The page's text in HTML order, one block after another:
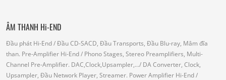
ÂM THANH Hi-END
Đầu phát Hi-End/ Đầu CD-SACD, Đầu Transports, Đầu Blu-ray, Mâm đĩa
than. Pre-Amplifier Hi-End/ Phono Stages, Stereo Preamplifiers, Multi-
Channel Pre-Amplifier. DAC,Clock,Upsampler,.../ DA Converter, Clock,
Upsampler, Đầu Network Player, Streamer. Power Amplifier Hi-End/